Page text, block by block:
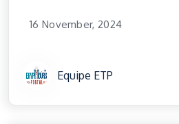
16 November, 2024
Equipe ETP